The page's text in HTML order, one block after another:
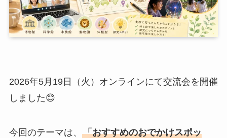
2026年5月19日（火）オンラインにて交流会を開催
しました😊
今回のテーマは、 「おすすめのおでかけスポッ